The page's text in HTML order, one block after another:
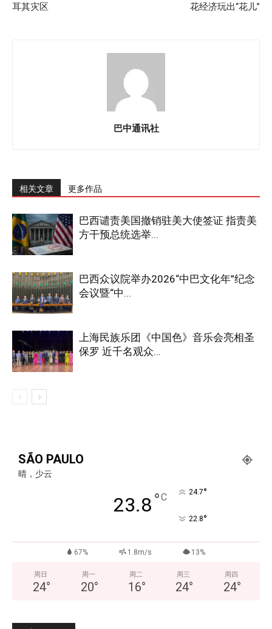
耳其灾区
花经济玩出“花儿”
巴中通讯社
相关文章 更多作品
巴西谴责美国撤销驻美大使签证 指责美
方干预总统选举...
巴西众议院举办2026“中巴文化年”纪念
会议暨“中...
上海民族乐团《中国色》音乐会亮相圣
保罗 近千名观众...
SÃO PAULO
晴，少云
23.8°C 24.7°
22.8°
67% 1.8m/s 13%
周日
24°
周一
20°
周二
16°
周三
24°
周四
24°